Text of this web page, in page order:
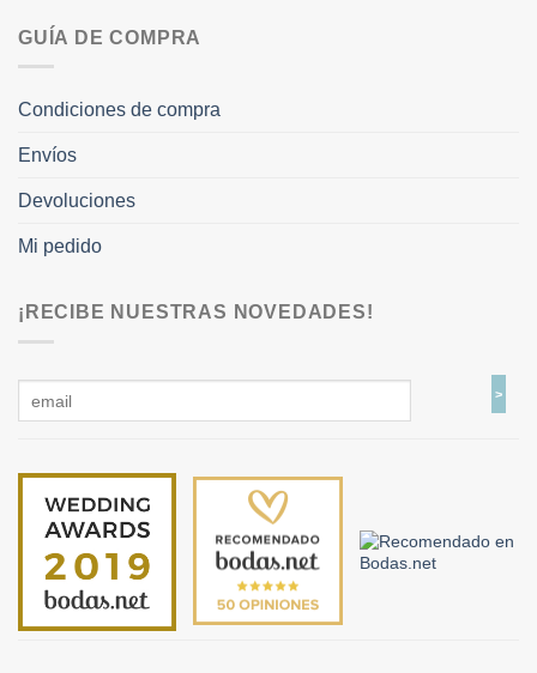
GUÍA DE COMPRA
Condiciones de compra
Envíos
Devoluciones
Mi pedido
¡RECIBE NUESTRAS NOVEDADES!